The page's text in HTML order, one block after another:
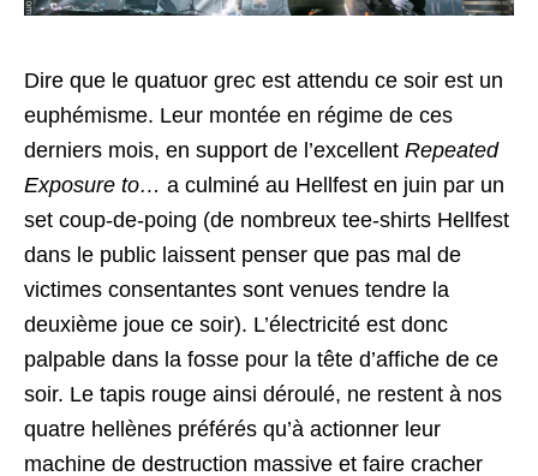
Dire que le quatuor grec est attendu ce soir est un
euphémisme. Leur montée en régime de ces
derniers mois, en support de l’excellent Repeated
Exposure to… a culminé au Hellfest en juin par un
set coup-de-poing (de nombreux tee-shirts Hellfest
dans le public laissent penser que pas mal de
victimes consentantes sont venues tendre la
deuxième joue ce soir). L’électricité est donc
palpable dans la fosse pour la tête d’affiche de ce
soir. Le tapis rouge ainsi déroulé, ne restent à nos
quatre hellènes préférés qu’à actionner leur
machine de destruction massive et faire cracher